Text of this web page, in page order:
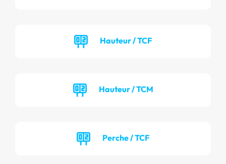
Hauteur / TCF
Hauteur / TCM
Perche / TCF